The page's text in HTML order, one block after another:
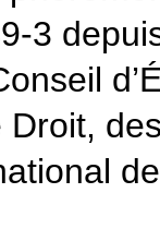
3
Droit,